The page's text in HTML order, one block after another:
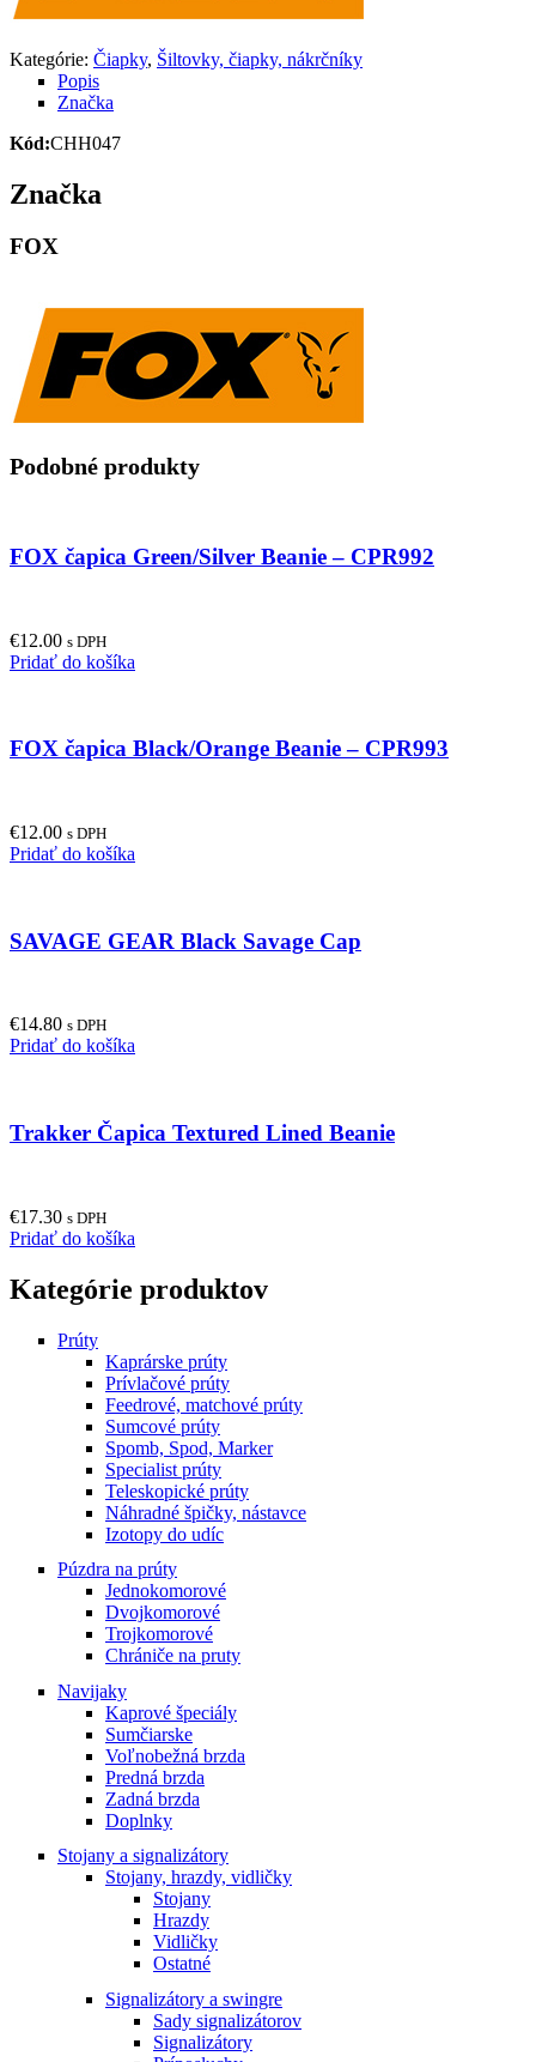
Kategórie: Čiapky, Šiltovky, čiapky, nákrčníky
Popis
Značka
Kód:CHH047
Značka
FOX
Podobné produkty
FOX čapica Green/Silver Beanie – CPR992
€12.00 s DPH
Pridať do košíka
FOX čapica Black/Orange Beanie – CPR993
€12.00 s DPH
Pridať do košíka
SAVAGE GEAR Black Savage Cap
€14.80 s DPH
Pridať do košíka
Trakker Čapica Textured Lined Beanie
€17.30 s DPH
Pridať do košíka
Kategórie produktov
Prúty
Kaprárske prúty
Prívlačové prúty
Feedrové, matchové prúty
Sumcové prúty
Spomb, Spod, Marker
Specialist prúty
Teleskopické prúty
Náhradné špičky, nástavce
Izotopy do udíc
Púzdra na prúty
Jednokomorové
Dvojkomorové
Trojkomorové
Chrániče na pruty
Navijaky
Kaprové špeciály
Sumčiarske
Voľnobežná brzda
Predná brzda
Zadná brzda
Doplnky
Stojany a signalizátory
Stojany, hrazdy, vidličky
Stojany
Hrazdy
Vidličky
Ostatné
Signalizátory a swingre
Sady signalizátorov
Signalizátory